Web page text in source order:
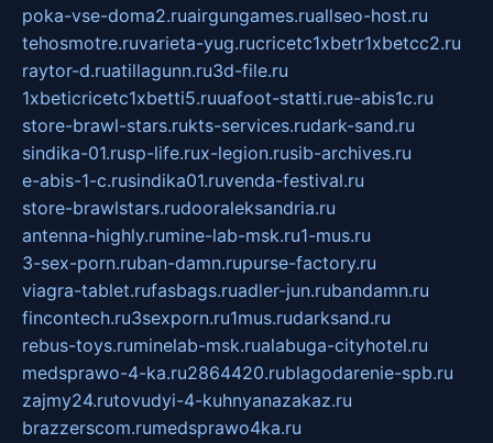
poka-vse-doma2.ruairgungames.ruallseo-host.ru
tehosmotre.ruvarieta-yug.rucricetc1xbetr1xbetcc2.ru
raytor-d.ruatillagunn.ru3d-file.ru
1xbeticricetc1xbetti5.ruuafoot-statti.rue-abis1c.ru
store-brawl-stars.rukts-services.rudark-sand.ru
sindika-01.rusp-life.rux-legion.rusib-archives.ru
e-abis-1-c.rusindika01.ruvenda-festival.ru
store-brawlstars.rudooraleksandria.ru
antenna-highly.rumine-lab-msk.ru1-mus.ru
3-sex-porn.ruban-damn.rupurse-factory.ru
viagra-tablet.rufasbags.ruadler-jun.rubandamn.ru
fincontech.ru3sexporn.ru1mus.rudarksand.ru
rebus-toys.ruminelab-msk.rualabuga-cityhotel.ru
medsprawo-4-ka.ru2864420.rublagodarenie-spb.ru
zajmy24.rutovudyi-4-kuhnyanazakaz.ru
brazzerscom.rumedsprawo4ka.ru